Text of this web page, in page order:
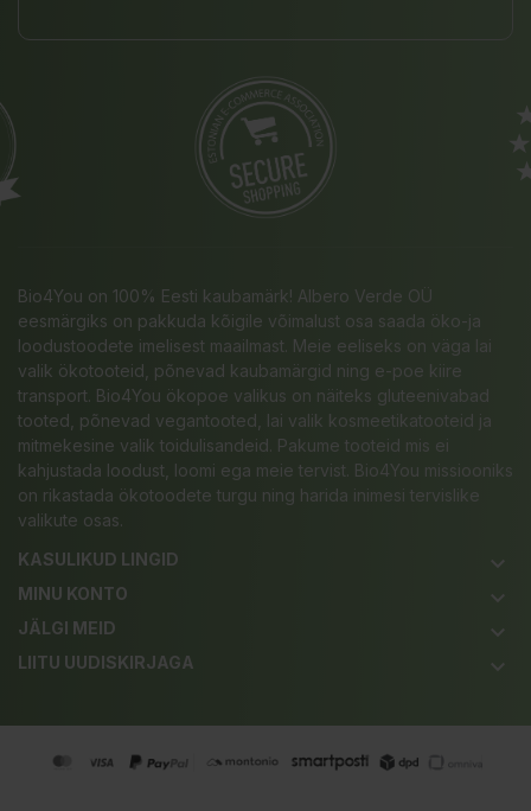
Bio4You on 100% Eesti kaubamärk! Albero Verde OÜ
eesmärgiks on pakkuda kõigile võimalust osa saada öko-ja
loodustoodete imelisest maailmast. Meie eeliseks on väga lai
valik ökotooteid, põnevad kaubamärgid ning e-poe kiire
transport. Bio4You ökopoe valikus on näiteks gluteenivabad
tooted, põnevad vegantooted, lai valik kosmeetikatooteid ja
mitmekesine valik toidulisandeid. Pakume tooteid mis ei
kahjustada loodust, loomi ega meie tervist. Bio4You missiooniks
on rikastada ökotoodete turgu ning harida inimesi tervislike
valikute osas.
KASULIKUD LINGID
keyboard_arrow_down
MINU KONTO keyboard_arrow_down
JÄLGI MEID keyboard_arrow_down
LIITU UUDISKIRJAGA keyboard_arrow_down